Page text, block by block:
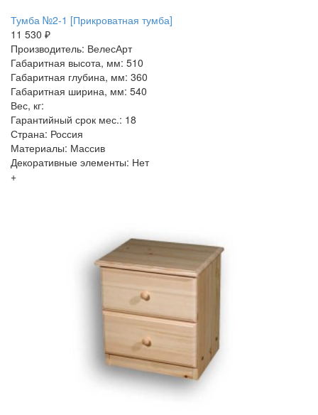
Тумба №2-1 [Прикроватная тумба]
11 530 ₽
Производитель: ВелесАрт
Габаритная высота, мм: 510
Габаритная глубина, мм: 360
Габаритная ширина, мм: 540
Вес, кг:
Гарантийный срок мес.: 18
Страна: Россия
Материалы: Массив
Декоративные элементы: Нет
+